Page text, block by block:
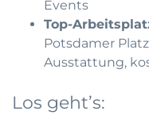
Events
Top-
Potsdamer
Ausstattung,
Los geht’s: